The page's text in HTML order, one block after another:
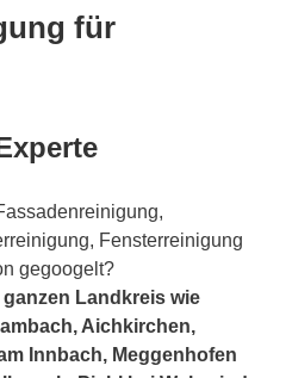
für
Fensterreinigung
gegoogelt?
Landkreis wie
Aichkirchen,
Innbach, Meggenhofen